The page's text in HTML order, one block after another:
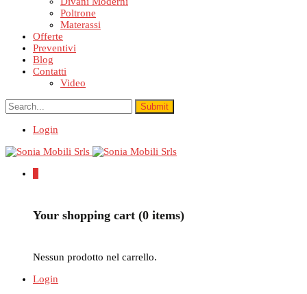
Poltrone
Materassi
Offerte
Preventivi
Blog
Contatti
Video
Login
Your shopping cart (0 items)
Nessun prodotto nel carrello.
Login